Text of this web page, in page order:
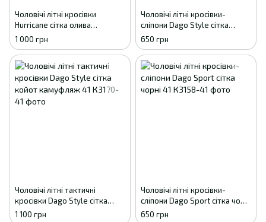
Чоловічі літні кросівки
Hurricane сітка олива
камуфляж 43
1 000 грн
Чоловічі літні кросівки-
сліпони Dago Style сітка
бежеві 41
650 грн
Чоловічі літні тактичні
кросівки Dago Style сітка
койот камуфляж 41
1 100 грн
Чоловічі літні кросівки-
сліпони Dago Sport сітка чорні
41
650 грн